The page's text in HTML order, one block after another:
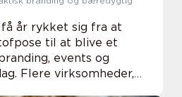
år rykket sig fra at
til at blive et
events og
Flere virksomheder,